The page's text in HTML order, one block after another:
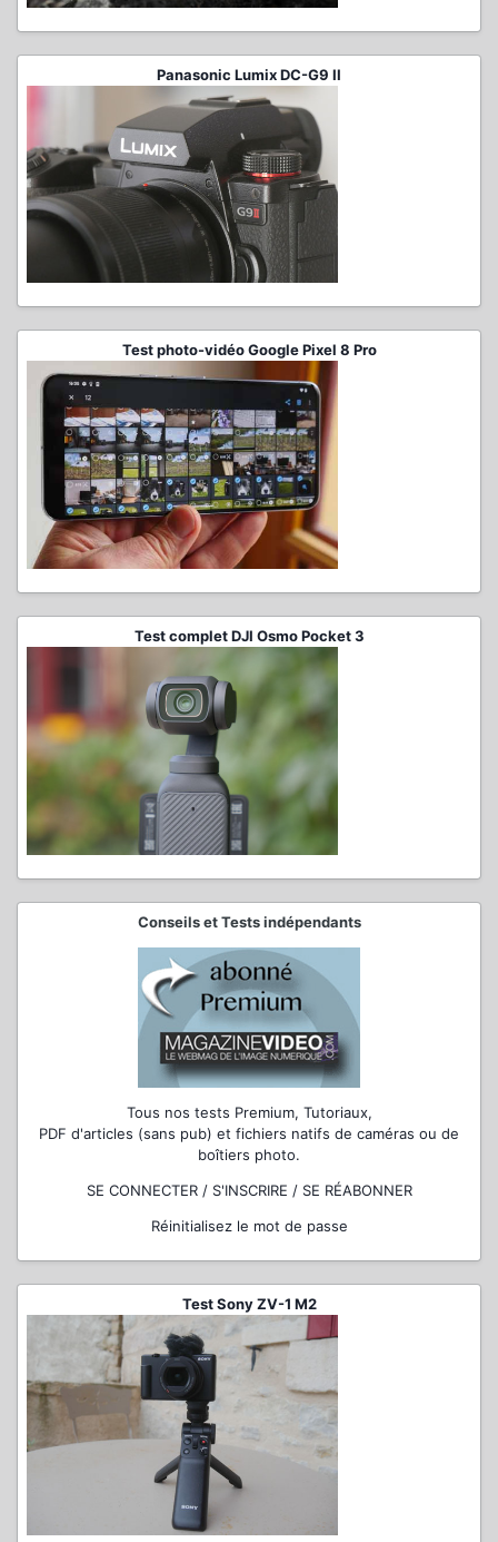
Panasonic Lumix DC-G9 II
Test photo-vidéo Google Pixel 8 Pro
Test complet DJI Osmo Pocket 3
Conseils et Tests indépendants
Tous nos tests Premium, Tutoriaux,
PDF d'articles (sans pub) et fichiers natifs de caméras ou de
boîtiers photo.
SE CONNECTER / S'INSCRIRE / SE RÉABONNER
Réinitialisez le mot de passe
Test Sony ZV-1 M2